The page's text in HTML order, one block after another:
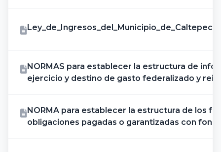
NORMAS para establecer la estructura de
ejercicio y destino de gasto federalizado y
NORMA para establecer la estructura de los
obligaciones pagadas o garantizadas con